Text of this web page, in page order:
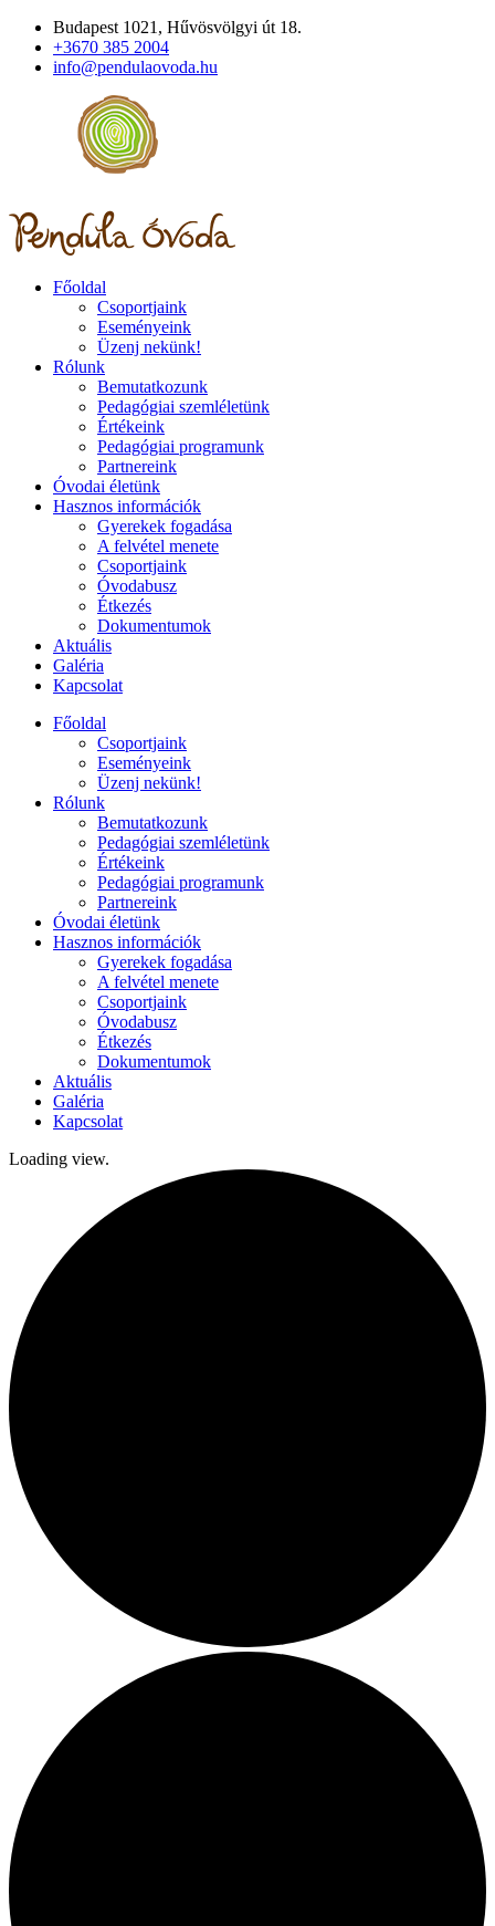
Budapest 1021, Hűvösvölgyi út 18.
+3670 385 2004
info@pendulaovoda.hu
Főoldal
Csoportjaink
Eseményeink
Üzenj nekünk!
Rólunk
Bemutatkozunk
Pedagógiai szemléletünk
Értékeink
Pedagógiai programunk
Partnereink
Óvodai életünk
Hasznos információk
Gyerekek fogadása
A felvétel menete
Csoportjaink
Óvodabusz
Étkezés
Dokumentumok
Aktuális
Galéria
Kapcsolat
Főoldal
Csoportjaink
Eseményeink
Üzenj nekünk!
Rólunk
Bemutatkozunk
Pedagógiai szemléletünk
Értékeink
Pedagógiai programunk
Partnereink
Óvodai életünk
Hasznos információk
Gyerekek fogadása
A felvétel menete
Csoportjaink
Óvodabusz
Étkezés
Dokumentumok
Aktuális
Galéria
Kapcsolat
Loading view.